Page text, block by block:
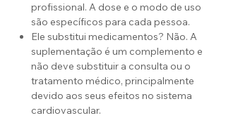
profissional. A dose e o modo de uso
são específicos para cada pessoa.
Ele substitui medicamentos? Não. A
suplementação é um complemento e
não deve substituir a consulta ou o
tratamento médico, principalmente
devido aos seus efeitos no sistema
cardiovascular.